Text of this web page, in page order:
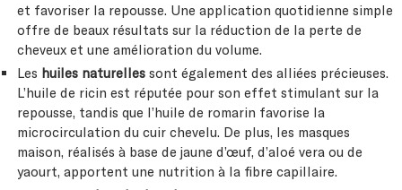
et favoriser la repousse. Une application quotidienne simple
offre de beaux résultats sur la réduction de la perte de
cheveux et une amélioration du volume.
Les huiles naturellessont également des alliées précieuses.
L’huile de ricin est réputée pour son effet stimulant sur la
repousse, tandis que l’huile de romarin favorise la
microcirculation du cuir chevelu. De plus, les masques
maison, réalisés à base de jaune d’œuf, d’aloé vera ou de
yaourt, apportent une nutrition à la fibre capillaire.